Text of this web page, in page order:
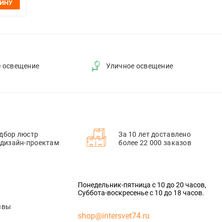
освещение Уличное освещение
люстр
проектам
За 10 лет доставлено
более 22 000 заказов
Понедельник-пятница с 10 до 20 часов,
Суббота-воскресенье с 10 до 18 часов.
shop@intersvet74.ru